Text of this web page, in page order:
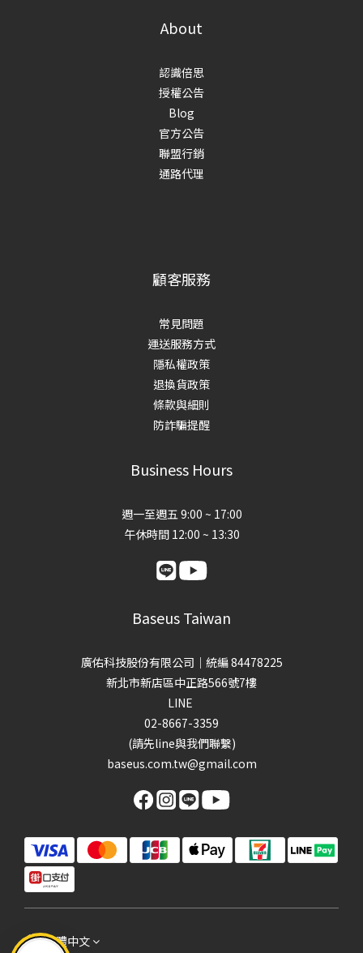
About
認識倍思
授權公告
Blog
官方公告
聯盟行銷
通路代理
顧客服務
常見問題
運送服務方式
隱私權政策
退換貨政策
條款與細則
防詐騙提醒
Business Hours
週一至週五 9:00 ~ 17:00
午休時間 12:00 ~ 13:30
Baseus Taiwan
廣佑科技股份有限公司｜統編 84478225
新北市新店區中正路566號7樓
LINE
02-8667-3359
(請先line與我們聯繫)
baseus.com.tw@gmail.com
繁體中文